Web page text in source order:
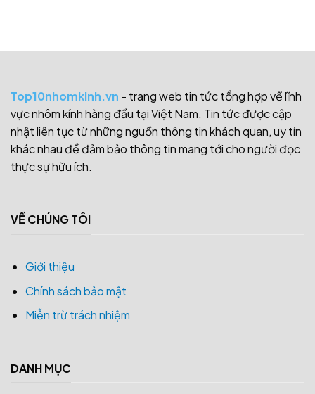
Top10nhomkinh.vn - trang web tin tức tổng hợp về lĩnh
vực nhôm kính hàng đầu tại Việt Nam. Tin tức được cập
nhật liên tục từ những nguồn thông tin khách quan, uy tín
khác nhau để đảm bảo thông tin mang tới cho người đọc
thực sự hữu ích.
VỀ CHÚNG TÔI
Giới thiệu
Chính sách bảo mật
Miễn trừ trách nhiệm
DANH MỤC